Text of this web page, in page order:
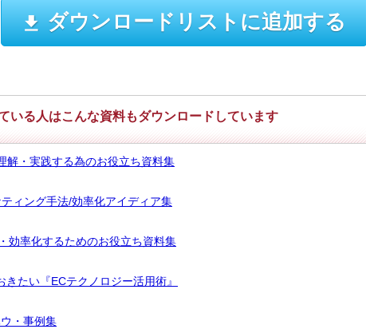
ダウンロードリストに追加する
いる人はこんな資料もダウンロードしています
解・実践する為のお役立ち資料集
ィング手法/効率化アイディア集
効率化するためのお役立ち資料集
たい『ECテクノロジー活用術』
・事例集